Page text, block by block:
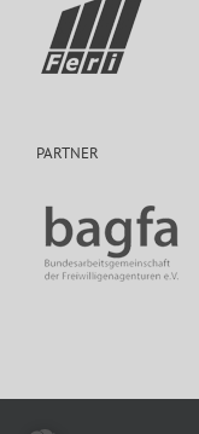
PARTNER